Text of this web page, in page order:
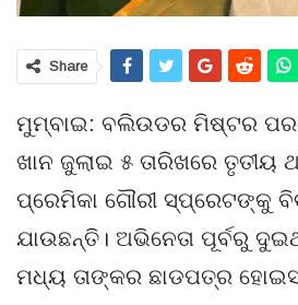
Share
ମୁମ୍ବାଇ: ବଲିଉଡର ମିଷ୍ଟର
ଖାନ ଜୁଲାଇ ୫ ତାରିଖରେ ତୃତୀୟ
ପ୍ରେମିକା ଗୌରୀ ସ୍ପ୍ରେଟଙ୍କୁ
ଯାଉଛନ୍ତି। ଅଭିନେତା ପୂର୍ବରୁ
ମଧ୍ୟ ତାଙ୍କର ଛାଡପତ୍ର